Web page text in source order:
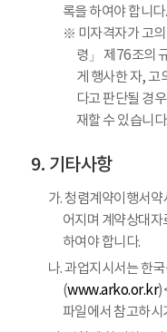
록을 하여야 합니다.
※ 미자격자가 고
령」 제76조의
게 행사한 자, 고
다고 판단될 경
재할 수 있습니다.
기타사항
가. 청렴계약이행서
어지며 계약상대
하여야 합니다.
나. 과업지시서는 한
(www.arko.or.kr
파일에서 참고하시